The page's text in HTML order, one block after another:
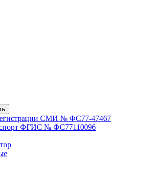
СМИ № ФС77-47467
ФГИС № ФС77110096